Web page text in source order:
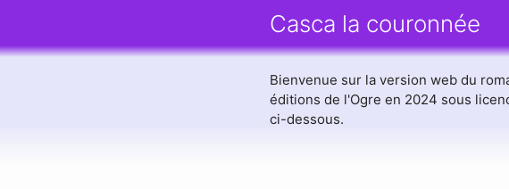
Casca la couronnée
Bienvenue sur la version web du
éditions de l'Ogre en 2024 sous
ci-dessous.